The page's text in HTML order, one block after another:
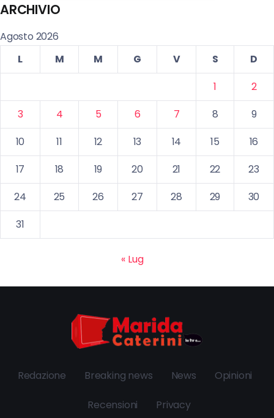
ARCHIVIO
Agosto 2026
L
M M G V S
D
1
2
3
4 5 6 7 8
9
10
11 12 13 14 15
16
17
18 19 20 21 22
23
24
25 26 27 28 29
30
31
« Lug
Redazione Breaking news News Opinioni
Recensioni Privacy